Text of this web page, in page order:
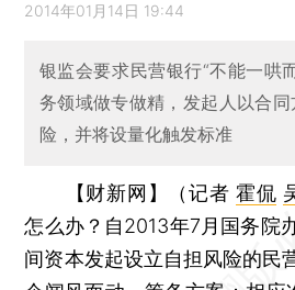
2014年01月14日 19:44
银监会要求民营银行“不能一哄
务领域做专做精，发起人以合
险，并将设量化触发标准
【财新网】（记者霍侃
怎么办？自2013年7月国务院
间资本发起设立自担风险的民